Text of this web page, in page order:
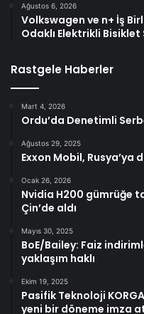
Ağustos 6, 2026
Volkswagen ve n+ İş
Odaklı Elektrikli Bisiklet
Rastgele Haberler
Mart 4, 2026
Ordu’da Denetimli
Ağustos 29, 2025
Exxon Mobil, Rusya’ya
Ocak 26, 2026
Nvidia H200 gümrüğe
Çin’de aldı
Mayıs 30, 2025
BoE/Bailey: Faiz
yaklaşım haklı
Ekim 19, 2025
Pasifik Teknoloji
yeni bir döneme imza